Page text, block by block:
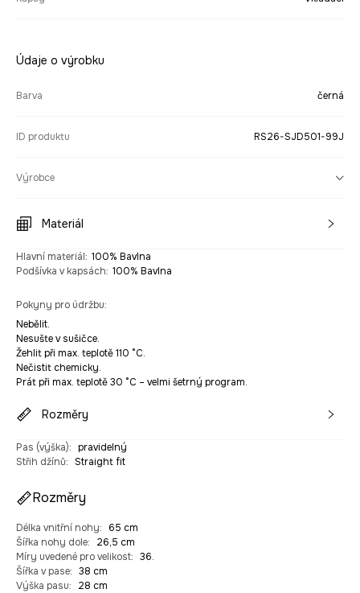
Údaje o výrobku
Barva černá
ID produktu RS26-SJD501-99J
Výrobce
Materiál
Hlavní materiál: 100% Bavlna
Podšívka v kapsách: 100% Bavlna
Pokyny pro údržbu:
Nebělit.
Nesušte v sušičce.
Žehlit při max. teplotě 110 °C.
Nečistit chemicky.
Prát při max. teplotě 30 °C – velmi šetrný program.
Rozměry
Pas (výška): pravidelný
Střih džínů: Straight fit
Rozměry
Délka vnitřní nohy:
65 cm
Šířka nohy dole:
26,5 cm
Míry uvedené pro velikost: 36.
Šířka v pase: 38 cm
Výška pasu:
28 cm